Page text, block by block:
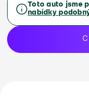
Toto auto jsme
nabídky